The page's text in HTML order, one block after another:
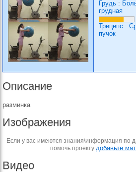
Грудь :
грудная
Трицепс :
пучок
Описание
разминка
Изображения
Если у вас имеются знания\информация по
помочь проекту добавьте
Видео